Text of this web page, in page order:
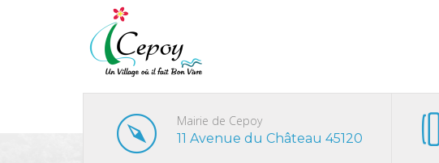
Mairie de Cepoy
11 Avenue du Château 45120